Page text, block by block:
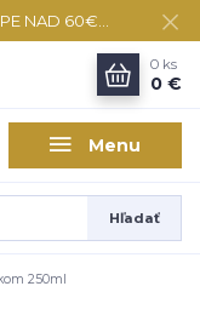
NAD 60€...
Menu
Hľadať
0 ks
0 €
250ml